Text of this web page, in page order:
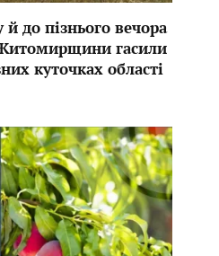
й до пізнього вечора
гасили
куточках області